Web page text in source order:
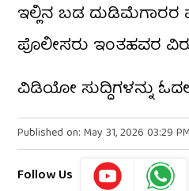
ಇಲ್ಲಿನ ಬಡ ದುಡಿಮೆಗಾರರ
ಪೊಲೀಸರು ಇಂತಹವರ
ವಿಡಿಯೋ ಸುದ್ದಿಗಳನ್ನು
Published on: May 31, 2026 03:29 PM
Follow Us